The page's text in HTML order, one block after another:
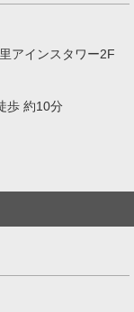
アインスタワー2F
歩 約10分